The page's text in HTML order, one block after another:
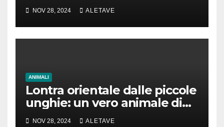
NOV 28, 2024 ALETAVE
ANIMALI
Lontra orientale dalle piccole
unghie: un vero animale di
cui parlare
NOV 28, 2024 ALETAVE